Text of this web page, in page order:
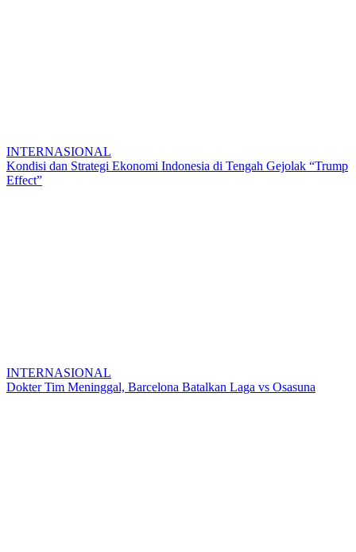
INTERNASIONAL
Kondisi dan Strategi Ekonomi Indonesia di Tengah Gejolak “Trump
Effect”
INTERNASIONAL
Dokter Tim Meninggal, Barcelona Batalkan Laga vs Osasuna